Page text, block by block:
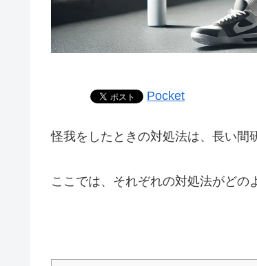
Pocket
怪我をしたときの対処法は、長い間
ここでは、それぞれの対処法がどの